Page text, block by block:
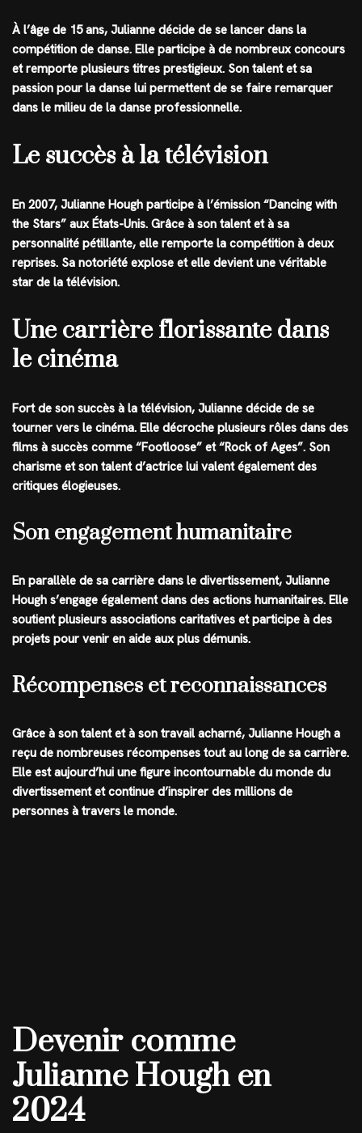
À l’âge de 15 ans, Julianne décide de se lancer dans la
compétition de danse. Elle participe à de nombreux concours
et remporte plusieurs titres prestigieux. Son talent et sa
passion pour la danse lui permettent de se faire remarquer
dans le milieu de la danse professionnelle.
Le succès à la télévision
En 2007, Julianne Hough participe à l’émission “Dancing with
the Stars” aux États-Unis. Grâce à son talent et à sa
personnalité pétillante, elle remporte la compétition à deux
reprises. Sa notoriété explose et elle devient une véritable
star de la télévision.
Une carrière florissante dans
le cinéma
Fort de son succès à la télévision, Julianne décide de se
tourner vers le cinéma. Elle décroche plusieurs rôles dans des
films à succès comme “Footloose” et “Rock of Ages”. Son
charisme et son talent d’actrice lui valent également des
critiques élogieuses.
Son engagement humanitaire
En parallèle de sa carrière dans le divertissement, Julianne
Hough s’engage également dans des actions humanitaires. Elle
soutient plusieurs associations caritatives et participe à des
projets pour venir en aide aux plus démunis.
Récompenses et reconnaissances
Grâce à son talent et à son travail acharné, Julianne Hough a
reçu de nombreuses récompenses tout au long de sa carrière.
Elle est aujourd’hui une figure incontournable du monde du
divertissement et continue d’inspirer des millions de
personnes à travers le monde.
Devenir comme
Julianne Hough en
2024